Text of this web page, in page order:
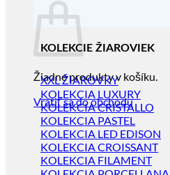
Žiadne produkty v košíku.
Vrátiť sa do obchodu
KOLEKCIE ŽIAROVIEK
XXL ŽIAROVKY
KOLEKCIA LUXURY
KOLEKCIA CRISTALLO
KOLEKCIA PASTEL
KOLEKCIA LED EDISON
KOLEKCIA CROISSANT
KOLEKCIA FILAMENT